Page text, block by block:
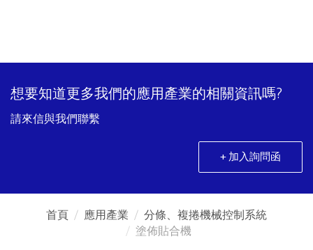
想要知道更多我們的應用產業的相關資訊嗎?
請來信與我們聯繫
+ 加入詢問函
首頁 應用產業
分條、複捲機械控制系統
塗佈貼合機